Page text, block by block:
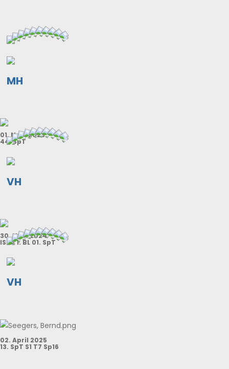
MH
01. Nov. 2023
44. SpT
VH
30. Nov. 2024
ISPA 1. BL 01. SpT
VH
02. April 2025
13. SpT S1 T7 Sp16